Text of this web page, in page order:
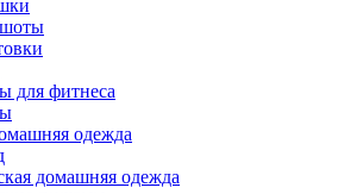
для фитнеса
одежда
домашняя одежда